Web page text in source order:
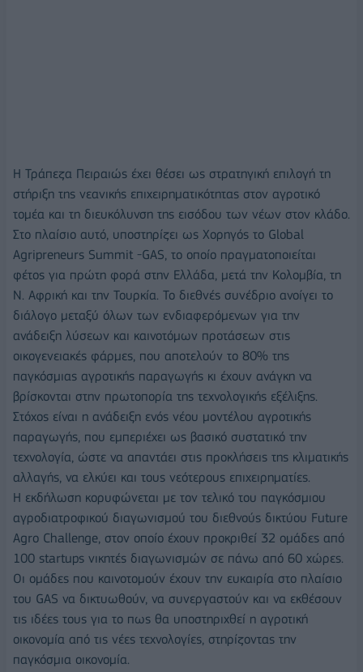
Η Τράπεζα Πειραιώς έχει θέσει ως στρατηγική επιλογή τη
στήριξη της νεανικής επιχειρηματικότητας στον αγροτικό
τομέα και τη διευκόλυνση της εισόδου των νέων στον κλάδο.
Στο πλαίσιο αυτό, υποστηρίζει ως Χορηγός το Global
Agripreneurs Summit -GAS, το οποίο πραγματοποιείται
φέτος για πρώτη φορά στην Ελλάδα, μετά την Κολομβία, τη
Ν. Αφρική και την Τουρκία. Το διεθνές συνέδριο ανοίγει το
διάλογο μεταξύ όλων των ενδιαφερόμενων για την
ανάδειξη λύσεων και καινοτόμων προτάσεων στις
οικογενειακές φάρμες, που αποτελούν το 80% της
παγκόσμιας αγροτικής παραγωγής κι έχουν ανάγκη να
βρίσκονται στην πρωτοπορία της τεχνολογικής εξέλιξης.
Στόχος είναι η ανάδειξη ενός νέου μοντέλου αγροτικής
παραγωγής, που εμπεριέχει ως βασικό συστατικό την
τεχνολογία, ώστε να απαντάει στις προκλήσεις της κλιματικής
αλλαγής, να ελκύει και τους νεότερους επιχειρηματίες.
Η εκδήλωση κορυφώνεται με τον τελικό του παγκόσμιου
αγροδιατροφικού διαγωνισμού του διεθνούς δικτύου Future
Agro Challenge, στον οποίο έχουν προκριθεί 32 ομάδες από
100 startups νικητές διαγωνισμών σε πάνω από 60 χώρες.
Οι ομάδες που καινοτομούν έχουν την ευκαιρία στο πλαίσιο
του GAS να δικτυωθούν, να συνεργαστούν και να εκθέσουν
τις ιδέες τους για το πως θα υποστηριχθεί η αγροτική
οικονομία από τις νέες τεχνολογίες, στηρίζοντας την
παγκόσμια οικονομία.